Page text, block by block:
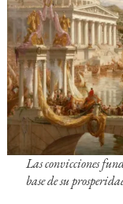
Las convicciones
base de su